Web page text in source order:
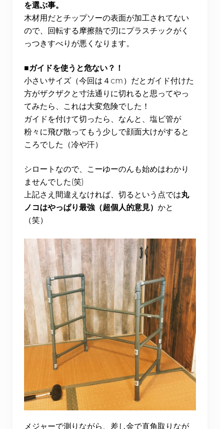
を選ぶ事。
木材用だとチップソーの表面が加工されてない
ので、回転する摩擦熱で刃にプラスチックがく
っつきすべりが悪くなります。
■ガイドを使うと危ない？！
小さいサイズ（今回は４cm）だとガイド付けた
方がザクザクと寸法通りに切れると思ってやっ
てみたら、これは大変危険でした！
ガイドを付けて切ったら、なんと、塩ビ管が
粉々に飛び散ってもう少しで顔面大けがすると
ころでした（冷や汗）
シロートなので、こーゆーのんも始めはわかり
ませんでした(笑)
上記さえ間違えなければ、切るという点では丸
ノコはやっぱり最強（超個人的意見） かと
（笑）
メジャーで測りながら、差し金で直角取りなが